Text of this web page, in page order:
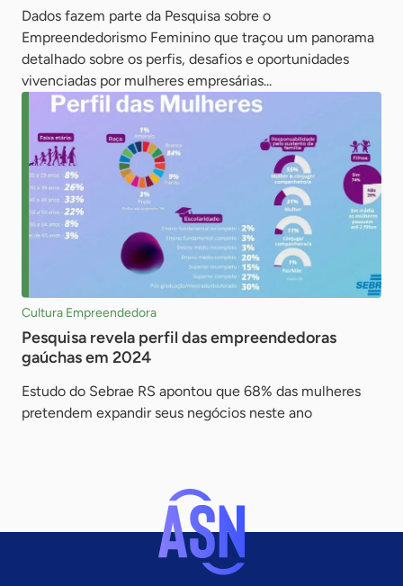
Dados fazem parte da Pesquisa sobre o
Empreendedorismo Feminino que traçou um panorama
detalhado sobre os perfis, desafios e oportunidades
vivenciadas por mulheres empresárias...
Cultura Empreendedora
Pesquisa revela perfil das empreendedoras
gaúchas em 2024
Estudo do Sebrae RS apontou que 68% das mulheres
pretendem expandir seus negócios neste ano